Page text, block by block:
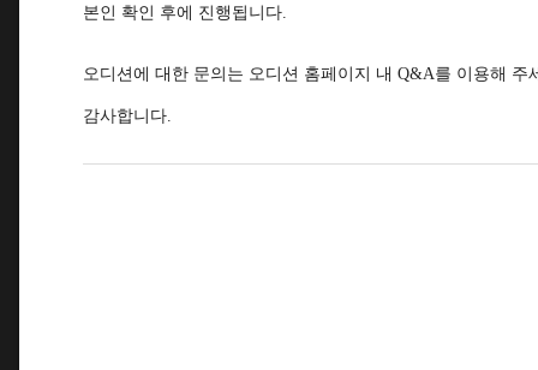
본인 확인 후에 진행됩니다.
오디션에 대한 문의는 오디션 홈페이지 내 Q&A를 이용해 주
감사합니다.